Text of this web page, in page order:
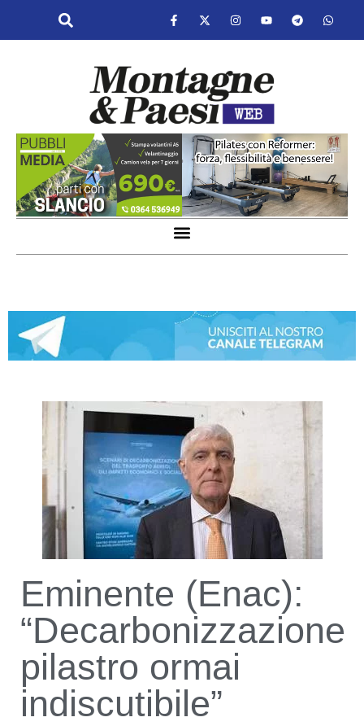
Eminente (Enac):
“Decarbonizzazione
pilastro ormai
indiscutibile”